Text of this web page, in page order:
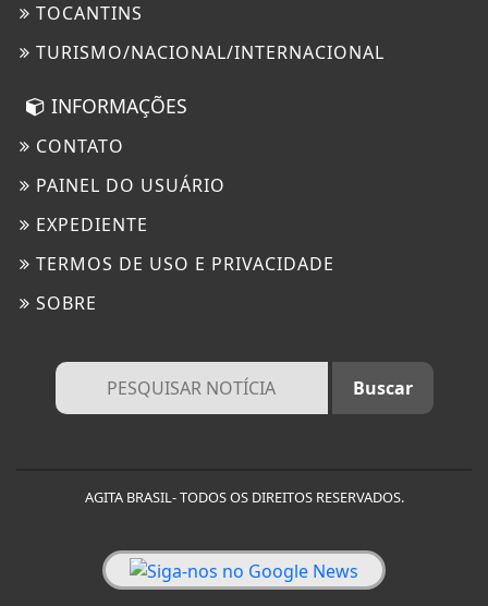
TOCANTINS
TURISMO/NACIONAL/INTERNACIONAL
INFORMAÇÕES
CONTATO
PAINEL DO USUÁRIO
EXPEDIENTE
TERMOS DE USO E PRIVACIDADE
SOBRE
AGITA BRASIL- TODOS OS DIREITOS RESERVADOS.